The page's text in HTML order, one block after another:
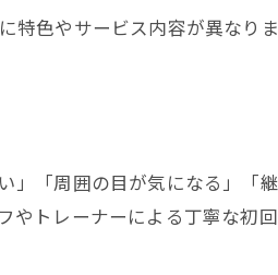
色やサービス内容が異なり
「周囲の目が気になる」「
トレーナーによる丁寧な初